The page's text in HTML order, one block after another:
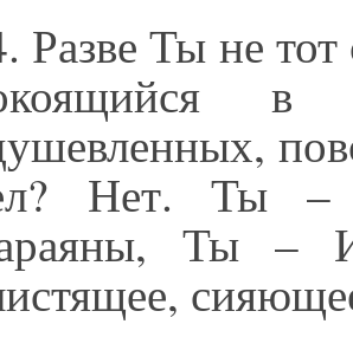
Разве Ты не
в
Нет. Ты –
Ты –